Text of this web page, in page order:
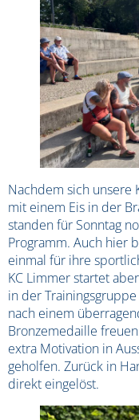
Nachdem sich unsere
mit einem Eis in der
standen für Sonntag
Programm. Auch hier
einmal für ihre
KC Limmer startet
in der
nach einem
Bronzemedaille
extra Motivation in
geholfen. Zurück in
direkt eingelöst.